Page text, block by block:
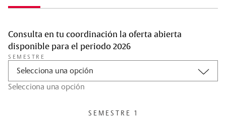
Consulta en tu coordinación la oferta abierta
disponible para el periodo 2026
SEMESTRE
Selecciona una opción
Selecciona una opción
SEMESTRE 1